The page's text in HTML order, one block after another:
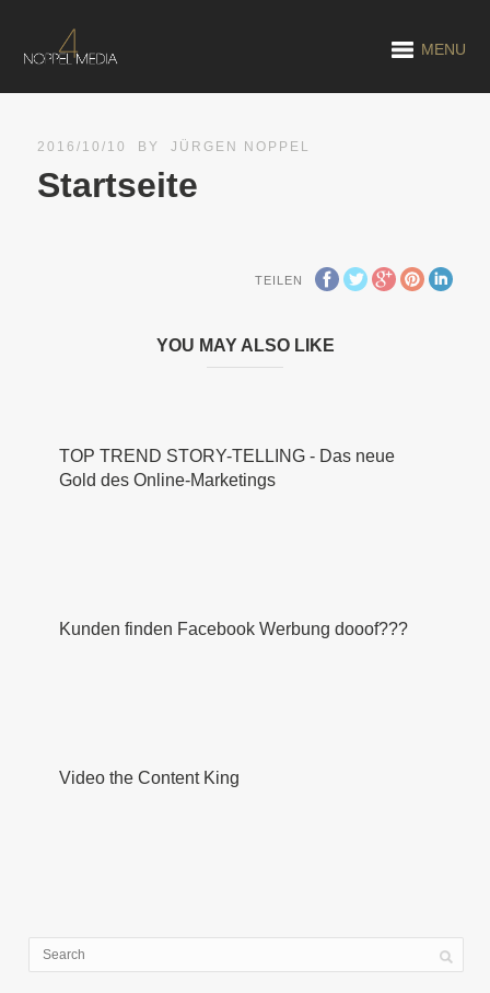
MENU
2016/10/10 BY JÜRGEN NOPPEL
Startseite
TEILEN
YOU MAY ALSO LIKE
TOP TREND STORY-TELLING - Das neue
Gold des Online-Marketings
Kunden finden Facebook Werbung dooof???
Video the Content King